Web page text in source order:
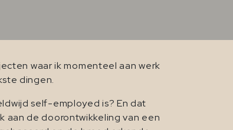
waar ik momenteel aan werk
dingen.
self-employed is? En dat
aan de doorontwikkeling van een